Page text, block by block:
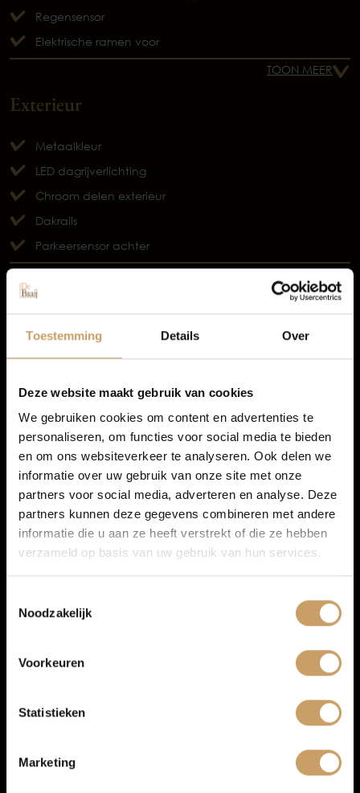
Toestemming Details Over
Deze website maakt gebruik van cookies
We gebruiken cookies om content en advertenties te
personaliseren, om functies voor social media te bieden
en om ons websiteverkeer te analyseren. Ook delen we
informatie over uw gebruik van onze site met onze
partners voor social media, adverteren en analyse. Deze
partners kunnen deze gegevens combineren met andere
informatie die u aan ze heeft verstrekt of die ze hebben
verzameld op basis van uw gebruik van hun services.
Noodzakelijk
Voorkeuren
Statistieken
Marketing
Regensensor
Elektrische ramen voor
TOON MEER
Exterieur
Metaalkleur
LED dagrijverlichting
Chroom delen exterieur
Dakrails
Parkeersensor achter
TOON MEER
Infotainment
Multimedia-voorbereiding
Radio
Spraakbediening
Occasions
Autolease
Financiering
Autoverzekeringen
Verkoop
Auto onderhoud
Over Autobedrijf De Baaij